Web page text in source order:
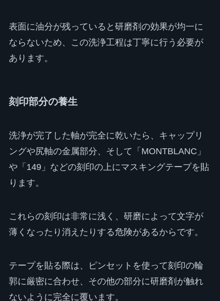
表面に油分が残っていると研磨剤の効果が均一に
ならないため、この洗浄工程は丁寧に行う必要が
あります。
刻印部分の養生
洗浄が完了した軸が完全に乾いたら、キャップリ
ングや尻軸の金属部分、そして「MONTBLANC」
や「149」などの刻印の上にマスキングテープを貼
ります。
これらの刻印は非常に浅く、研磨によって文字が
薄くなったり消えたりする危険があるからです。
テープを貼る際は、ピンセットを使って刻印の輪
郭に厳密に合わせ、その他の部分に研磨剤が触れ
ないように完全に覆います。